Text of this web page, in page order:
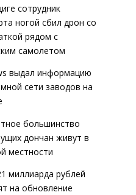
сотрудник
ногой сбил дрон со
рядом с
самолетом
выдал информацию
сети заводов на
большинство
дончан живут в
местности
миллиарда рублей
на обновление